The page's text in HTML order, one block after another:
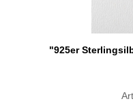
"925er